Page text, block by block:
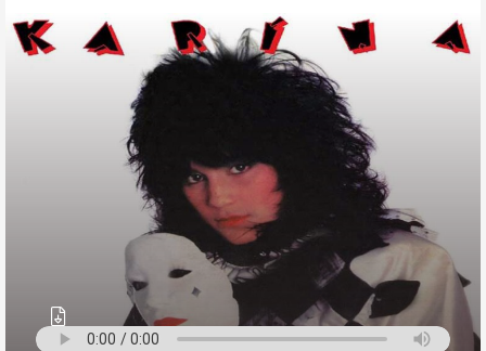
را
با
لینک